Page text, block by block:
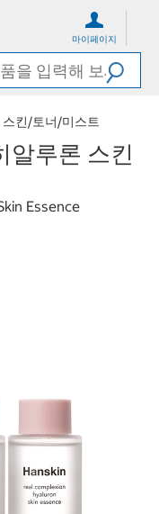
마이페이지
스킨/토너/미스트
알루론 스킨
Essence